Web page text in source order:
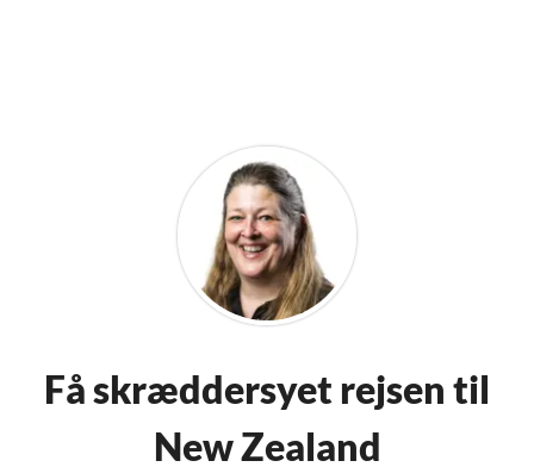
Få skræddersyet rejsen til
New Zealand